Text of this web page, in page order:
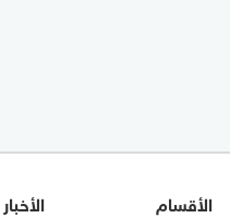
الأقسام
الأخبار